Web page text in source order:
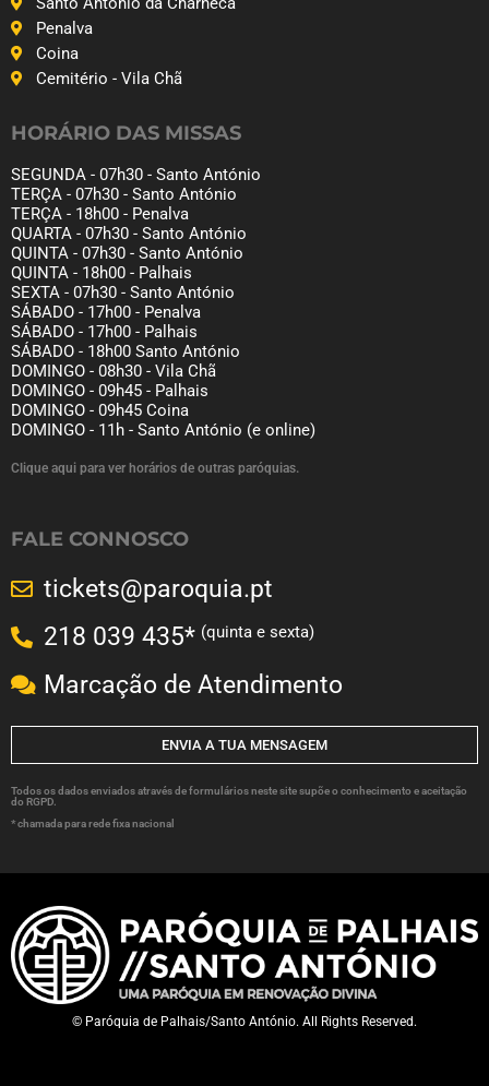
Penalva
Coina
Cemitério - Vila Chã
HORÁRIO DAS MISSAS
SEGUNDA - 07h30 - Santo António
TERÇA - 07h30 - Santo António
TERÇA - 18h00 - Penalva
QUARTA - 07h30 - Santo António
QUINTA - 07h30 - Santo António
QUINTA - 18h00 - Palhais
SEXTA - 07h30 - Santo António
SÁBADO - 17h00 - Penalva
SÁBADO - 17h00 - Palhais
SÁBADO - 18h00 Santo António
DOMINGO - 08h30 - Vila Chã
DOMINGO - 09h45 - Palhais
DOMINGO - 09h45 Coina
DOMINGO - 11h - Santo António (e online)
Clique aqui para ver horários de outras paróquias.
FALE CONNOSCO
tickets@paroquia.pt
218 039 435* (quinta e sexta)
Marcação de Atendimento
ENVIA A TUA MENSAGEM
Todos os dados enviados através de formulários neste site supõe o conhecimento e aceitação
do RGPD.
* chamada para rede fixa nacional
© Paróquia de Palhais/Santo António. All Rights Reserved.